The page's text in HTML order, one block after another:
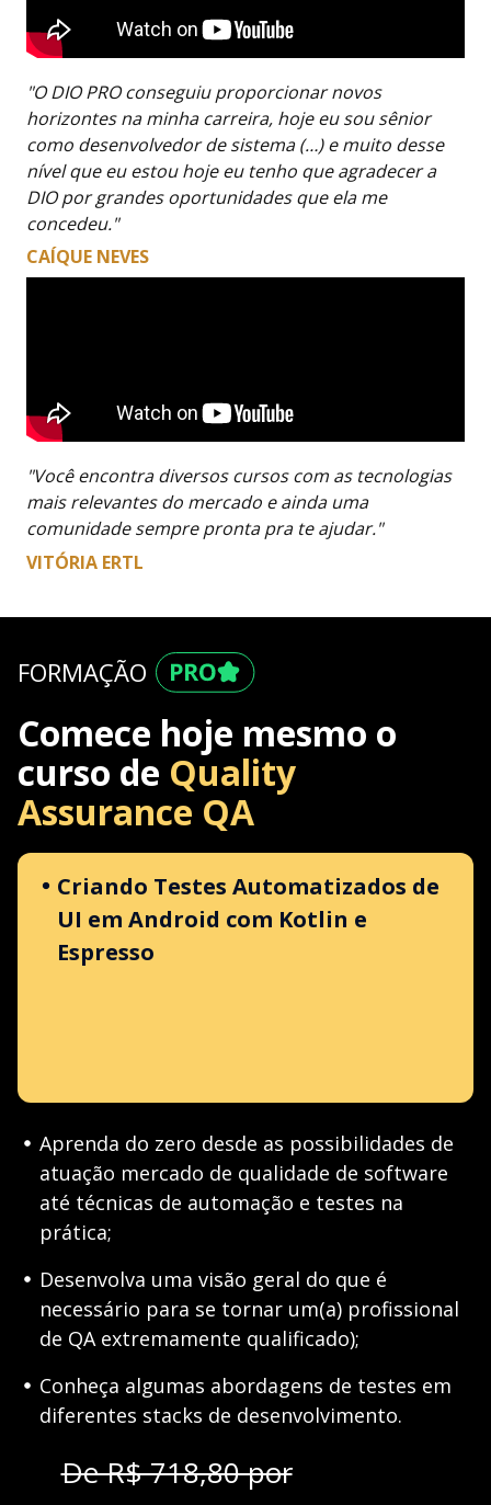
"O DIO PRO conseguiu proporcionar novos
horizontes na minha carreira, hoje eu sou sênior
como desenvolvedor de sistema (…) e muito desse
nível que eu estou hoje eu tenho que agradecer a
DIO por grandes oportunidades que ela me
concedeu."
CAÍQUE NEVES
"Você encontra diversos cursos com as tecnologias
mais relevantes do mercado e ainda uma
comunidade sempre pronta pra te ajudar."
VITÓRIA ERTL
FORMAÇÃO
Comece hoje mesmo o
curso de Quality
Assurance QA
Criando Testes Automatizados de
UI em Android com Kotlin e
Espresso
Aprenda do zero desde as possibilidades de
atuação mercado de qualidade de software
até técnicas de automação e testes na
prática;
Desenvolva uma visão geral do que é
necessário para se tornar um(a) profissional
de QA extremamente qualificado);
Conheça algumas abordagens de testes em
diferentes stacks de desenvolvimento.
De R$ 718,80 por